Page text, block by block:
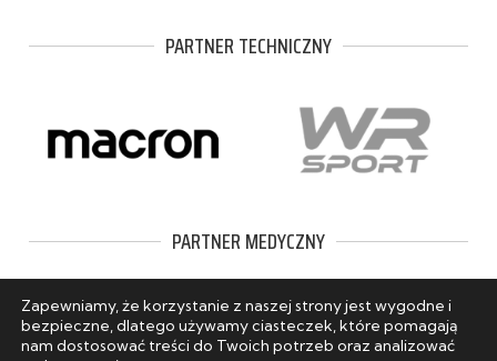
PARTNER TECHNICZNY
PARTNER MEDYCZNY
Zapewniamy, że korzystanie z naszej strony jest wygodne i
bezpieczne, dlatego używamy ciasteczek, które pomagają
nam dostosować treści do Twoich potrzeb oraz analizować